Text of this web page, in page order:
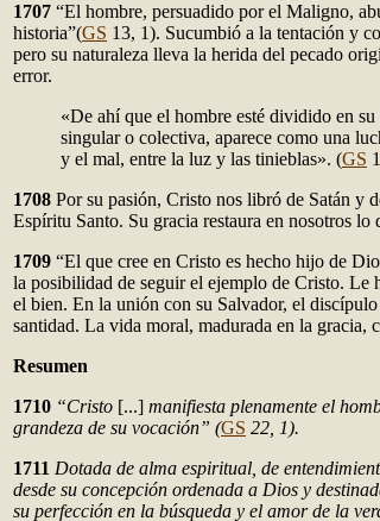
1707 “El hombre, persuadido por el Maligno,
historia”(GS 13, 1). Sucumbió a la tentación y
pero su naturaleza lleva la herida del pecado
error.
«De ahí que el hombre esté dividido en
singular o colectiva, aparece como una
y el mal, entre la luz y las tinieblas». (GS
1708 Por su pasión, Cristo nos libró de Satán y
Espíritu Santo. Su gracia restaura en nosotros lo
1709 “El que cree en Cristo es hecho hijo de
la posibilidad de seguir el ejemplo de Cristo. Le
el bien. En la unión con su Salvador, el
santidad. La vida moral, madurada en la gracia,
Resumen
1710 “Cristo [...] manifiesta plenamente el
grandeza de su vocación” (GS 22, 1).
1711 Dotada de alma espiritual, de
desde su concepción ordenada a Dios y
su perfección en la búsqueda y el amor de la